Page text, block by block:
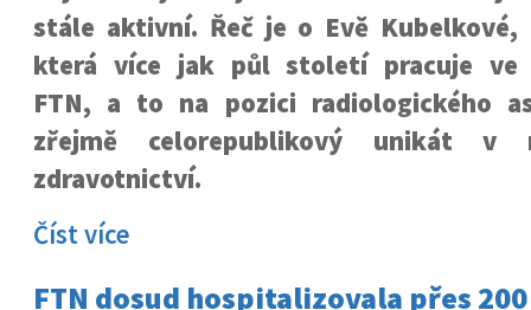
stále aktivní. Řeč je o Evě Kubelkové,
která více jak půl století pracuje ve
FTN, a to na pozici radiologického
zřejmě celorepublikový unikát v
zdravotnictví.
Číst více
FTN dosud hospitalizovala přes